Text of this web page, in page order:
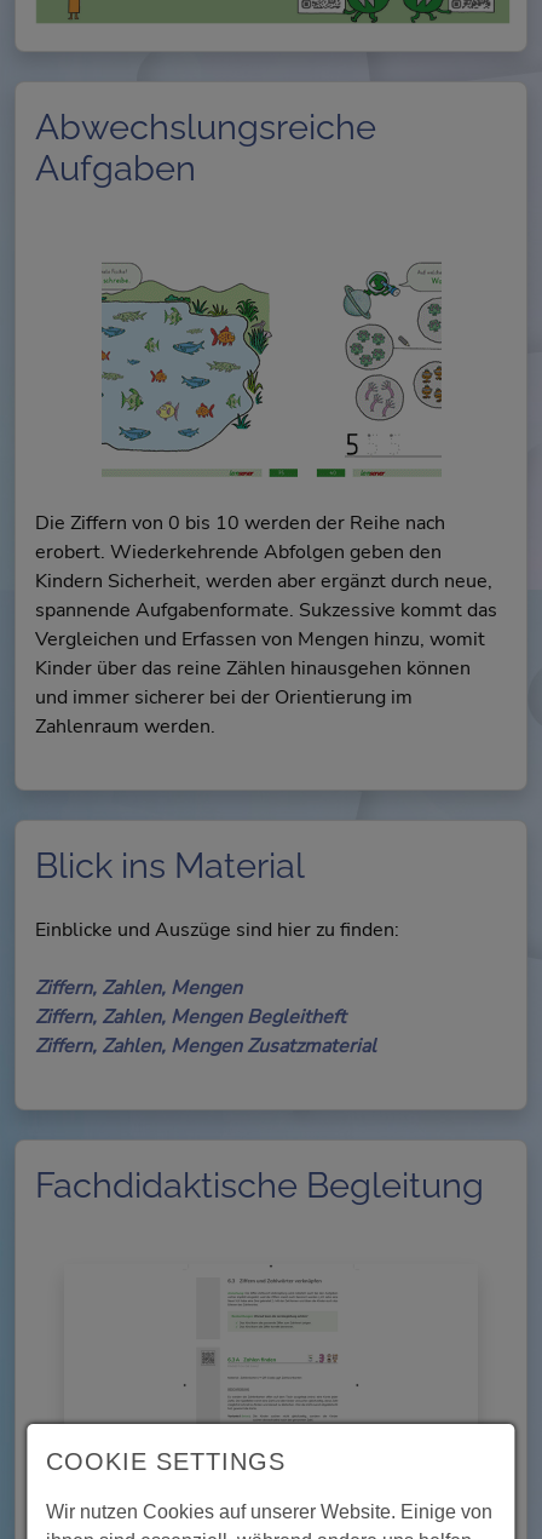
Abwechslungsreiche
Aufgaben
Die Ziffern von 0 bis 10 werden der Reihe nach
erobert. Wiederkehrende Abfolgen geben den
Kindern Sicherheit, werden aber ergänzt durch neue,
spannende Aufgabenformate. Sukzessive kommt das
Vergleichen und Erfassen von Mengen hinzu, womit
Kinder über das reine Zählen hinausgehen können
und immer sicherer bei der Orientierung im
Zahlenraum werden.
Blick ins Material
Einblicke und Auszüge sind hier zu finden:
Ziffern, Zahlen, Mengen
Ziffern, Zahlen, Mengen Begleitheft
Ziffern, Zahlen, Mengen Zusatzmaterial
Fachdidaktische Begleitung
COOKIE SETTINGS
Wir nutzen Cookies auf unserer Website. Einige von